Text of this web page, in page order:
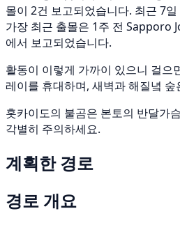
몰이 2건 보고되었습니다. 최근 7
가장 최근 출몰은 1주 전 Sapporo
에서 보고되었습니다.
활동이 이렇게 가까이 있으니 걸으
레이를 휴대하며, 새벽과 해질녘 숲
홋카이도의 불곰은 본토의 반달가
각별히 주의하세요.
계획한 경로
경로 개요